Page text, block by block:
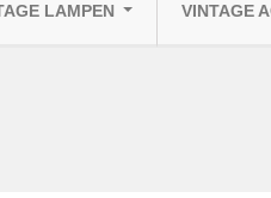
LAMPEN VINTAGE